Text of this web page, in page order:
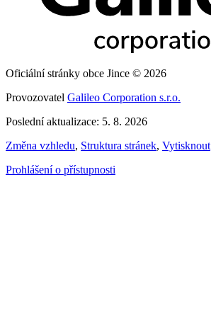
Oficiální stránky obce Jince © 2026
Provozovatel Galileo Corporation s.r.o.
Poslední aktualizace: 5. 8. 2026
Změna vzhledu, Struktura stránek, Vytisknout
Prohlášení o přístupnosti